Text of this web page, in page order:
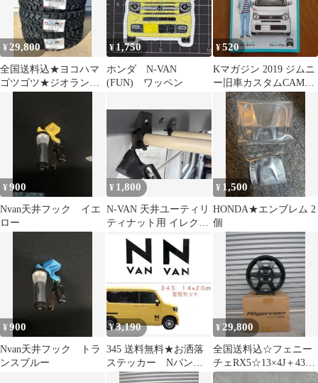
¥ 29,800
全国送料込★ヨコハマ
ゴツゴツ★ジオランダ
¥1,750
ホンダ N-VAN
(FUN) ワッペン
¥520
Kマガジン 2019 ジムニ
ー旧車カスタムCAMP
キャンプ車中泊
¥900
Nvan天井フック イエ
ロー
¥ 1,800
N-VAN 天井ユーティリ
ティナット用 イレクタ
ーパイプホルダー
¥ 1,500
HONDA★エンブレム 2
個
¥900
Nvan天井フック トラ
ンスブルー
¥3,190
345 送料無料★お洒落
ステッカー Nパン
デカール 左右セット‼︎
¥ 29,800
全国送料込☆フェニー
チェRX5☆13×4J＋43
100/4H☆軽トラ軽バン